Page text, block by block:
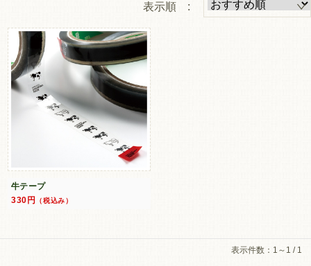
表示順 :
牛テープ
330円
（税込み）
表示件数：1～1 / 1